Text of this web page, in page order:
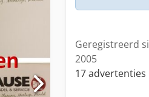
Geregistreerd
2005
17